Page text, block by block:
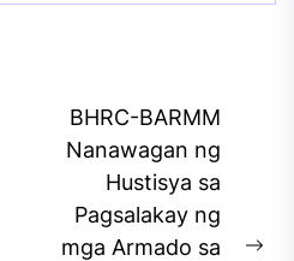
BHRC-BARMM
Nanawagan ng
Hustisya sa
Pagsalakay ng
mga Armado sa